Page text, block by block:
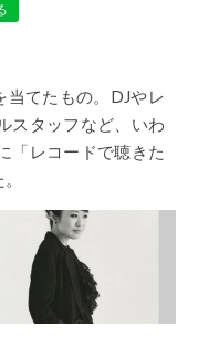
当てたもの。DJやレ
スタッフなど、いわ
「レコードで聴きた